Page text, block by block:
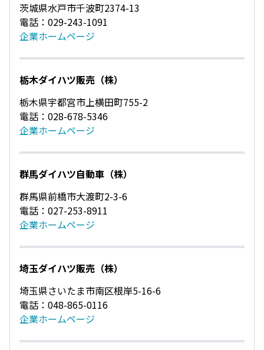
茨城県水戸市千波町2374-13
電話：029-243-1091
企業ホームページ
栃木ダイハツ販売（株）
栃木県宇都宮市上横田町755-2
電話：028-678-5346
企業ホームページ
群馬ダイハツ自動車（株）
群馬県前橋市大渡町2-3-6
電話：027-253-8911
企業ホームページ
埼玉ダイハツ販売（株）
埼玉県さいたま市南区根岸5-16-6
電話：048-865-0116
企業ホームページ